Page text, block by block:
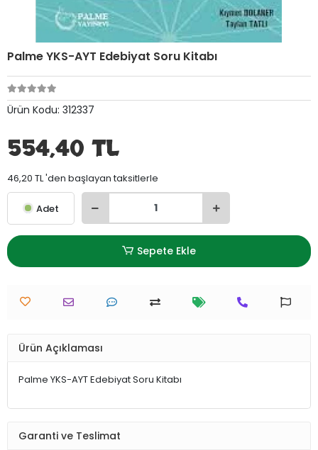
Palme YKS-AYT Edebiyat Soru Kitabı
Ürün Kodu: 312337
554,40 TL
46,20 TL 'den başlayan taksitlerle
Adet
Sepete Ekle
Ürün Açıklaması
Palme YKS-AYT Edebiyat Soru Kitabı
Garanti ve Teslimat